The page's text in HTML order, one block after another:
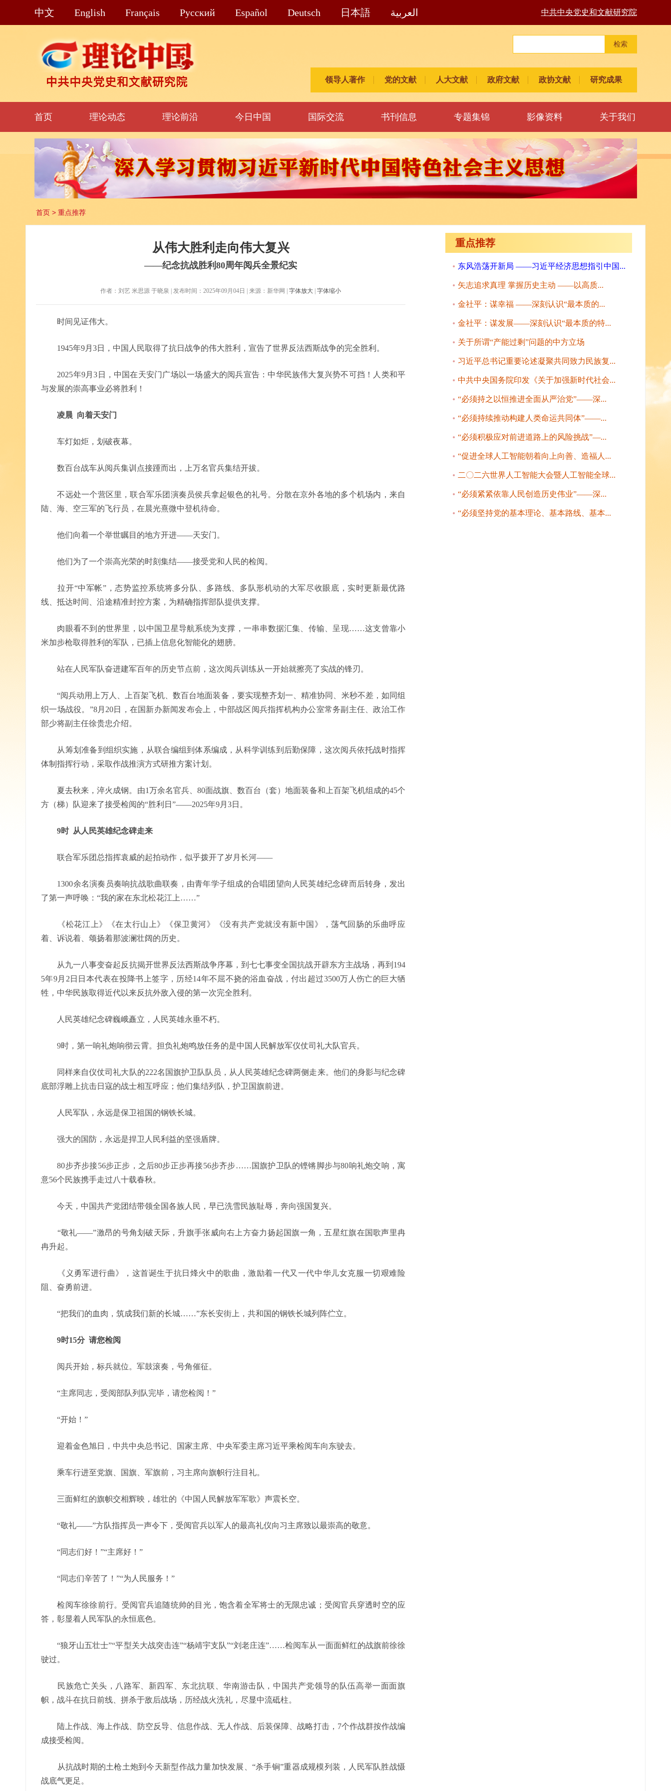
中文 English Français Pусский Español Deutsch 日本語 العربية 中共中央党史和文献研究院
检索
领导人著作 党的文献 人大文献 政府文献 政协文献 研究成果
首页 理论动态 理论前沿 今日中国 国际交流 书刊信息 专题集锦 影像资料 关于我们
首页 > 重点推荐
从伟大胜利走向伟大复兴
——纪念抗战胜利80周年阅兵全景纪实
作者：刘艺 米思源 于晓泉 | 发布时间：2025年09月04日 | 来源：新华网 | 字体放大 字体缩小
时间见证伟大。
1945年9月3日，中国人民取得了抗日战争的伟大胜利，宣告了世界反法西斯战争的完全胜利。
2025年9月3日，中国在天安门广场以一场盛大的阅兵宣告：中华民族伟大复兴势不可挡！人类和平
与发展的崇高事业必将胜利！
凌晨 向着天安门
车灯如炬，划破夜幕。
数百台战车从阅兵集训点接踵而出，上万名官兵集结开拔。
不远处一个营区里，联合军乐团演奏员侯兵拿起银色的礼号。分散在京外各地的多个机场内，来自
陆、海、空三军的飞行员，在晨光熹微中登机待命。
他们向着一个举世瞩目的地方开进——天安门。
他们为了一个崇高光荣的时刻集结——接受党和人民的检阅。
拉开“中军帐”，态势监控系统将多分队、多路线、多队形机动的大军尽收眼底，实时更新最优路
线、抵达时间、沿途精准封控方案，为精确指挥部队提供支撑。
肉眼看不到的世界里，以中国卫星导航系统为支撑，一串串数据汇集、传输、呈现……这支曾靠小
米加步枪取得胜利的军队，已插上信息化智能化的翅膀。
站在人民军队奋进建军百年的历史节点前，这次阅兵训练从一开始就擦亮了实战的锋刃。
“阅兵动用上万人、上百架飞机、数百台地面装备，要实现整齐划一、精准协同、米秒不差，如同组
织一场战役。”8月20日，在国新办新闻发布会上，中部战区阅兵指挥机构办公室常务副主任、政治工作
部少将副主任徐贵忠介绍。
从筹划准备到组织实施，从联合编组到体系编成，从科学训练到后勤保障，这次阅兵依托战时指挥
体制指挥行动，采取作战推演方式研推方案计划。
夏去秋来，淬火成钢。由1万余名官兵、80面战旗、数百台（套）地面装备和上百架飞机组成的45个
方（梯）队迎来了接受检阅的“胜利日”——2025年9月3日。
9时 从人民英雄纪念碑走来
联合军乐团总指挥袁威的起拍动作，似乎拨开了岁月长河——
1300余名演奏员奏响抗战歌曲联奏，由青年学子组成的合唱团望向人民英雄纪念碑而后转身，发出
了第一声呼唤：“我的家在东北松花江上……”
《松花江上》《在太行山上》《保卫黄河》《没有共产党就没有新中国》，荡气回肠的乐曲呼应
着、诉说着、颂扬着那波澜壮阔的历史。
从九一八事变奋起反抗揭开世界反法西斯战争序幕，到七七事变全国抗战开辟东方主战场，再到194
5年9月2日日本代表在投降书上签字，历经14年不屈不挠的浴血奋战，付出超过3500万人伤亡的巨大牺
牲，中华民族取得近代以来反抗外敌入侵的第一次完全胜利。
人民英雄纪念碑巍峨矗立，人民英雄永垂不朽。
9时，第一响礼炮响彻云霄。担负礼炮鸣放任务的是中国人民解放军仪仗司礼大队官兵。
同样来自仪仗司礼大队的222名国旗护卫队队员，从人民英雄纪念碑两侧走来。他们的身影与纪念碑
底部浮雕上抗击日寇的战士相互呼应；他们集结列队，护卫国旗前进。
人民军队，永远是保卫祖国的钢铁长城。
强大的国防，永远是捍卫人民利益的坚强盾牌。
80步齐步接56步正步，之后80步正步再接56步齐步……国旗护卫队的铿锵脚步与80响礼炮交响，寓
意56个民族携手走过八十载春秋。
今天，中国共产党团结带领全国各族人民，早已洗雪民族耻辱，奔向强国复兴。
“敬礼——”激昂的号角划破天际，升旗手张威向右上方奋力扬起国旗一角，五星红旗在国歌声里冉
冉升起。
《义勇军进行曲》，这首诞生于抗日烽火中的歌曲，激励着一代又一代中华儿女克服一切艰难险
阻、奋勇前进。
“把我们的血肉，筑成我们新的长城……”东长安街上，共和国的钢铁长城列阵伫立。
9时15分 请您检阅
阅兵开始，标兵就位。军鼓滚奏，号角催征。
“主席同志，受阅部队列队完毕，请您检阅！”
“开始！”
迎着金色旭日，中共中央总书记、国家主席、中央军委主席习近平乘检阅车向东驶去。
乘车行进至党旗、国旗、军旗前，习主席向旗帜行注目礼。
三面鲜红的旗帜交相辉映，雄壮的《中国人民解放军军歌》声震长空。
“敬礼——”方队指挥员一声令下，受阅官兵以军人的最高礼仪向习主席致以最崇高的敬意。
“同志们好！”“主席好！”
“同志们辛苦了！”“为人民服务！”
检阅车徐徐前行。受阅官兵追随统帅的目光，饱含着全军将士的无限忠诚；受阅官兵穿透时空的应
答，彰显着人民军队的永恒底色。
“狼牙山五壮士”“平型关大战突击连”“杨靖宇支队”“刘老庄连”……检阅车从一面面鲜红的战旗前徐徐
驶过。
民族危亡关头，八路军、新四军、东北抗联、华南游击队，中国共产党领导的队伍高举一面面旗
帜，战斗在抗日前线、拼杀于敌后战场，历经战火洗礼，尽显中流砥柱。
陆上作战、海上作战、防空反导、信息作战、无人作战、后装保障、战略打击，7个作战群按作战编
成接受检阅。
从抗战时期的土枪土炮到今天新型作战力量加快发展、“杀手锏”重器成规模列装，人民军队胜战慑
战底气更足。
重点推荐
东风浩荡开新局 ——习近平经济思想指引中国...
矢志追求真理 掌握历史主动 ——以高质...
金社平：谋幸福 ——深刻认识“最本质的...
金社平：谋发展——深刻认识“最本质的特...
关于所谓“产能过剩”问题的中方立场
习近平总书记重要论述凝聚共同致力民族复...
中共中央国务院印发《关于加强新时代社会...
“必须持之以恒推进全面从严治党”——深...
“必须持续推动构建人类命运共同体”——...
“必须积极应对前进道路上的风险挑战”—...
“促进全球人工智能朝着向上向善、造福人...
二〇二六世界人工智能大会暨人工智能全球...
“必须紧紧依靠人民创造历史伟业”——深...
“必须坚持党的基本理论、基本路线、基本...